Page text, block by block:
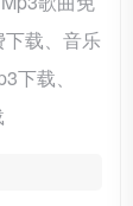
载、音乐
下载、